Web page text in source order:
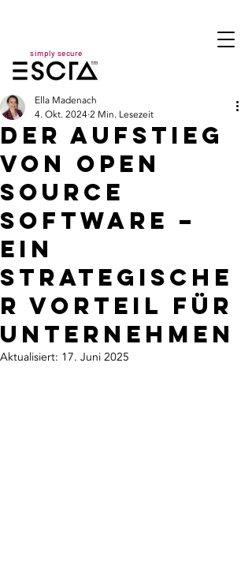
simply secure
Der Aufstieg
von Open
Source
Software –
Ein
strategische
r Vorteil für
Unternehmen
Ella Madenach
4. Okt. 20242 Min. Lesezeit
Aktualisiert: 17. Juni 2025